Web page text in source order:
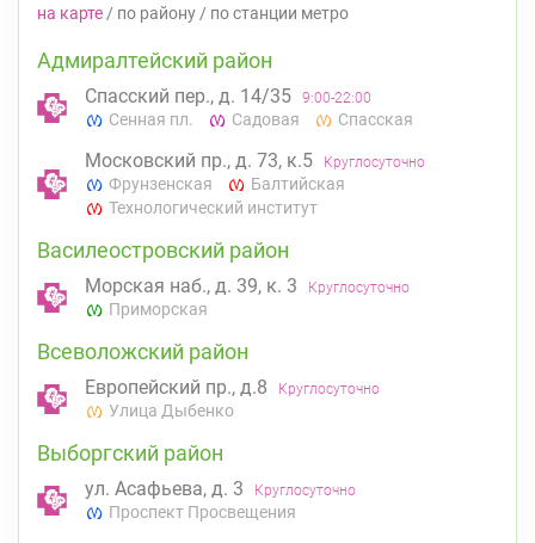
на карте / по району / по станции метро
Адмиралтейский район
Спасский пер., д. 14/35 9:00-22:00
Сенная пл. Садовая Спасская
Московский пр., д. 73, к.5 Круглосуточно
Фрунзенская
Балтийская
Технологический институт
Василеостровский район
Морская наб., д. 39, к. 3 Круглосуточно
Приморская
Всеволожский район
Европейский пр., д.8 Круглосуточно
Улица Дыбенко
Выборгский район
ул. Асафьева, д. 3 Круглосуточно
Проспект Просвещения